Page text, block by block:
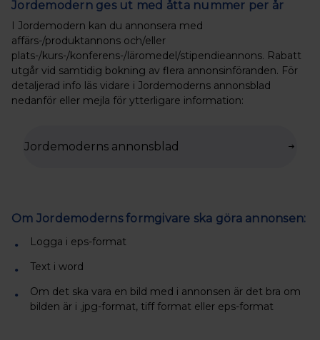
Jordemodern ges ut med åtta nummer per år
I Jordemodern kan du annonsera med
affärs-/produktannons och/eller
plats-/kurs-/konferens-/läromedel/stipendieannons. Rabatt
utgår vid samtidig bokning av flera annonsinföranden. För
detaljerad info läs vidare i Jordemoderns annonsblad
nedanför eller mejla för ytterligare information:
Jordemoderns annonsblad
Om Jordemoderns formgivare ska göra annonsen:
Logga i eps-format
Text i word
Om det ska vara en bild med i annonsen är det bra om
bilden är i .jpg-format, tiff format eller eps-format